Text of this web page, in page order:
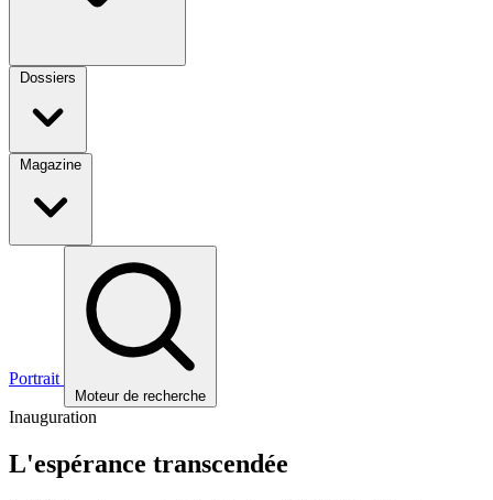
Dossiers
Magazine
Portrait
Moteur de recherche
Inauguration
L'espérance transcendée